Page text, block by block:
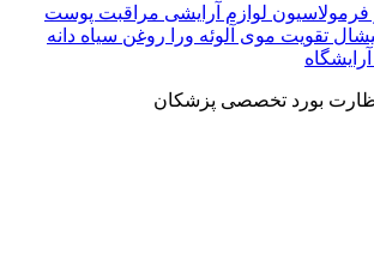
فرمولاسیون لوازم آرایشی مراقبت پوست
تقویت موی آلوئه‌ ورا روغن سیاه دانه
آرایشگاه
بورد تخصصی پزشکان